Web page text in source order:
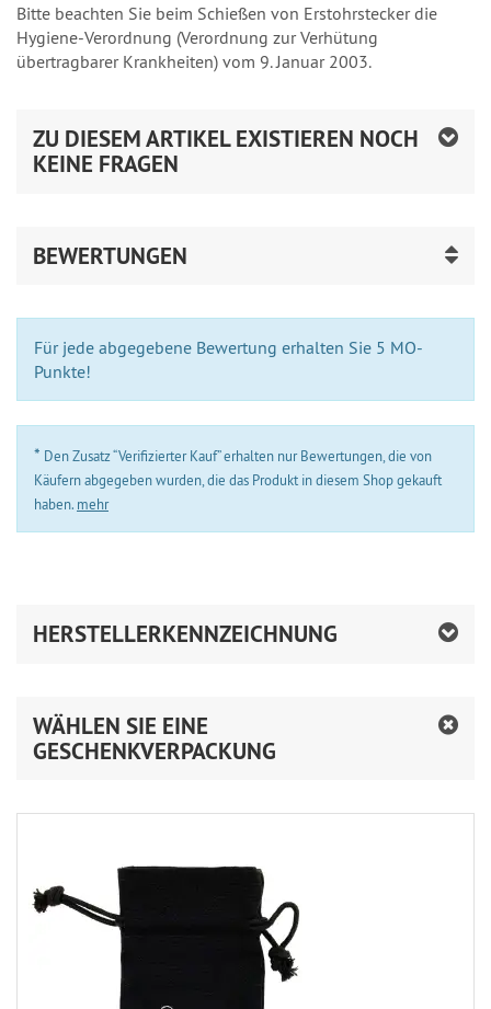
Bitte beachten Sie beim Schießen von Erstohrstecker die
Hygiene-Verordnung (Verordnung zur Verhütung
übertragbarer Krankheiten) vom 9. Januar 2003.
ZU DIESEM ARTIKEL EXISTIEREN NOCH
KEINE FRAGEN
BEWERTUNGEN
Für jede abgegebene Bewertung erhalten Sie 5 MO-
Punkte!
* Den Zusatz “Verifizierter Kauf” erhalten nur Bewertungen, die von
Käufern abgegeben wurden, die das Produkt in diesem Shop gekauft
haben. mehr
HERSTELLERKENNZEICHNUNG
WÄHLEN SIE EINE
GESCHENKVERPACKUNG